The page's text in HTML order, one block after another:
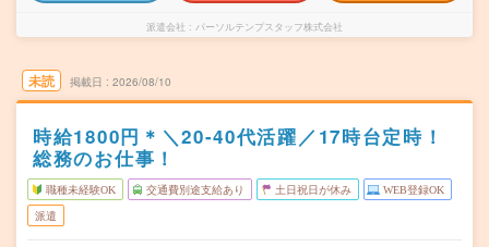
派遣会社 パーソルテンプスタッフ株式会社
未読 掲載日 2026/08/10
時給1800円＊＼20-40代活躍／17時台定時！
総務のお仕事！
職種未経験OK 交通費別途支給あり 土日祝日が休み WEB登録OK
派遣